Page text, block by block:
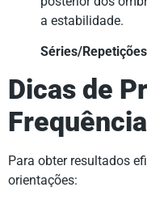
a estabilidade.
Séries/
Dicas de
Frequência
Para obter resultados
orientações: